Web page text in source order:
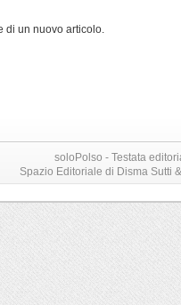
di un nuovo articolo.
soloPolso - Testata
Spazio Editoriale di Disma Sutti